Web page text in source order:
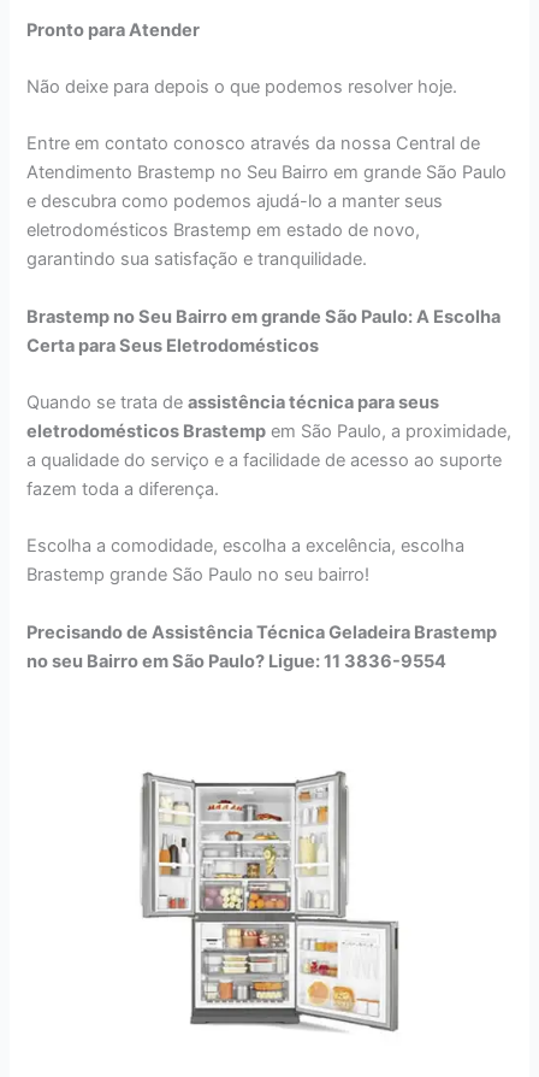
Pronto para Atender
Não deixe para depois o que podemos resolver hoje.
Entre em contato conosco através da nossa Central de
Atendimento Brastemp no Seu Bairro em grande São Paulo
e descubra como podemos ajudá-lo a manter seus
eletrodomésticos Brastemp em estado de novo,
garantindo sua satisfação e tranquilidade.
Brastemp no Seu Bairro em grande São Paulo: A Escolha
Certa para Seus Eletrodomésticos
Quando se trata deassistência técnica para seus
eletrodomésticos Brastemp em São Paulo, a proximidade,
a qualidade do serviço e a facilidade de acesso ao suporte
fazem toda a diferença.
Escolha a comodidade, escolha a excelência, escolha
Brastemp grande São Paulo no seu bairro!
Precisando de Assistência Técnica Geladeira Brastemp
no seu Bairro em São Paulo? Ligue: 11 3836-9554